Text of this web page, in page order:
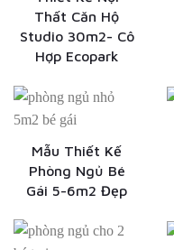
Thất Căn Hộ
Studio 30m2- Cô
Hợp Ecopark
Mẫu Thiết Kế
Phòng Ngủ Bé
Gái 5-6m2 Đẹp